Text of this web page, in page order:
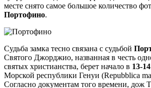
месте снято самое большое количество
Портофино.
Судьба замка тесно связана с судьбой
Святого Джорджио, названная в честь
святых христианства, берет начало в 13-
Морской республики Генуи (Repubblica
Согласно документам того времени, дож